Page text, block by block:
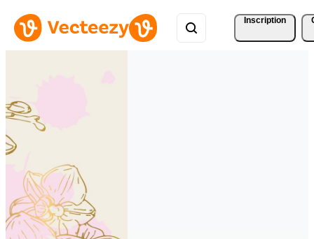
Inscription